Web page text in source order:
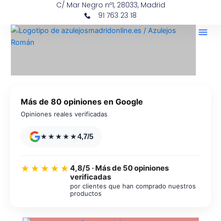
contenido
C/ Mar Negro nº1, 28033, Madrid
91 763 23 18
Más de 80 opiniones en Google
Opiniones reales verificadas
★★★★★4,7/5
★★★★★ 4,8/5 · Más de 50 opiniones
verificadas
por clientes que han comprado nuestros
productos